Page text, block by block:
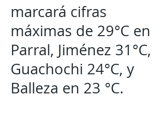
marcará cifras
máximas de 29°C en
Parral, Jiménez 31°C,
Guachochi 24°C, y
Balleza en 23 °C.